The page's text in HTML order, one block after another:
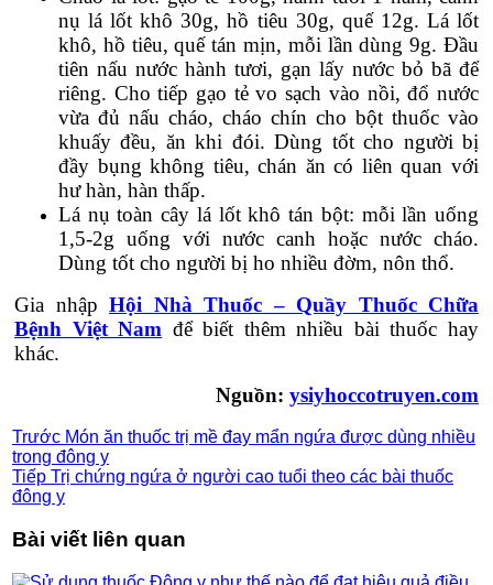
nụ lá lốt khô 30g, hồ tiêu 30g, quế 12g. Lá lốt
khô, hồ tiêu, quế tán mịn, mỗi lần dùng 9g. Đầu
tiên nấu nước hành tươi, gạn lấy nước bỏ bã để
riêng. Cho tiếp gạo tẻ vo sạch vào nồi, đổ nước
vừa đủ nấu cháo, cháo chín cho bột thuốc vào
khuấy đều, ăn khi đói. Dùng tốt cho người bị
đầy bụng không tiêu, chán ăn có liên quan với
hư hàn, hàn thấp.
Lá nụ toàn cây lá lốt khô tán bột: mỗi lần uống
1,5-2g uống với nước canh hoặc nước cháo.
Dùng tốt cho người bị ho nhiều đờm, nôn thổ.
Gia nhập Hội Nhà Thuốc – Quầy Thuốc Chữa
Bệnh Việt Nam để biết thêm nhiều bài thuốc hay
khác.
Nguồn: ysiyhoccotruyen.com
Trước Món ăn thuốc trị mề đay mẩn ngứa được dùng nhiều
trong đông y
Tiếp Trị chứng ngứa ở người cao tuổi theo các bài thuốc
đông y
Bài viết liên quan